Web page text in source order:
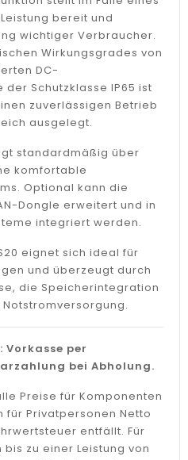
bereit und
wichtiger Verbraucher.
Wirkungsgrades von
DC-
Schutzklasse IP65 ist
zuverlässigen Betrieb
ausgelegt.
standardmäßig über
komfortable
Optional kann die
Dongle erweitert und in
integriert werden.
eignet sich ideal für
und überzeugt durch
die Speicherintegration
per
bei Abholung.
Preise für Komponenten
Privatpersonen Netto
entfällt. Für
zu einer Leistung von